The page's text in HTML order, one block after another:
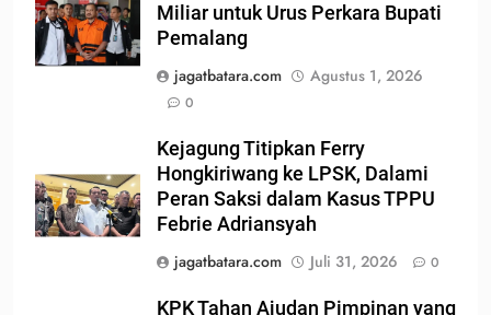
Miliar untuk Urus Perkara Bupati
Pemalang
jagatbatara.com
Agustus 1, 2026
0
Kejagung Titipkan Ferry
Hongkiriwang ke LPSK, Dalami
Peran Saksi dalam Kasus TPPU
Febrie Adriansyah
jagatbatara.com
Juli 31, 2026 0
KPK Tahan Ajudan Pimpinan yang